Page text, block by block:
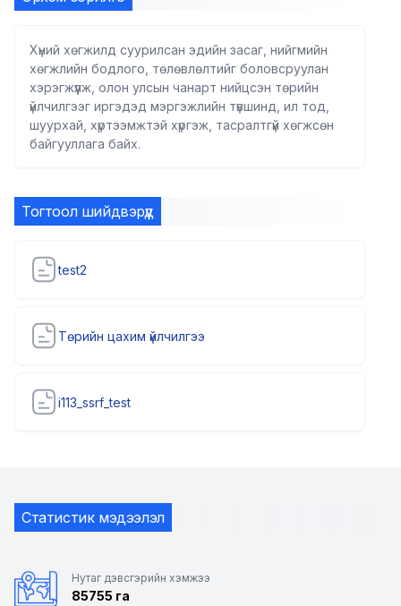
Хүний хөгжилд суурилсан эдийн засаг, нийгмийн
хөгжлийн бодлого, төлөвлөлтийг боловсруулан
хэрэгжүүлж, олон улсын чанарт нийцсэн төрийн
үйлчилгээг иргэдэд мэргэжлийн түвшинд, ил тод,
шуурхай, хүртээмжтэй хүргэж, тасралтгүй хөгжсөн
байгууллага байх.
Тогтоол шийдвэрүүд
test2
Төрийн цахим үйлчилгээ
i113_ssrf_test
Статистик мэдээлэл
Нутаг дэвсгэрийн хэмжээ
85755 га